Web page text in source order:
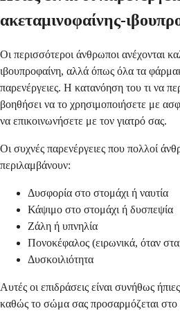
ακεταμινοφαίνης-
Οι περισσότεροι άνθρωποι ανέχονται
ιβουπροφαίνη, αλλά όπως όλα τα
παρενέργειες. Η κατανόηση του τι να
βοηθήσει να το χρησιμοποιήσετε με
να επικοινωνήσετε με τον γιατρό σας.
Οι συχνές παρενέργειες που πολλοί
περιλαμβάνουν:
Δυσφορία στο στομάχι ή ναυτία
Κάψιμο στο στομάχι ή δυσπεψία
Ζάλη ή υπνηλία
Πονοκέφαλος (ειρωνικά, όταν
Δυσκοιλιότητα
Αυτές οι επιδράσεις είναι συνήθως
καθώς το σώμα σας προσαρμόζεται